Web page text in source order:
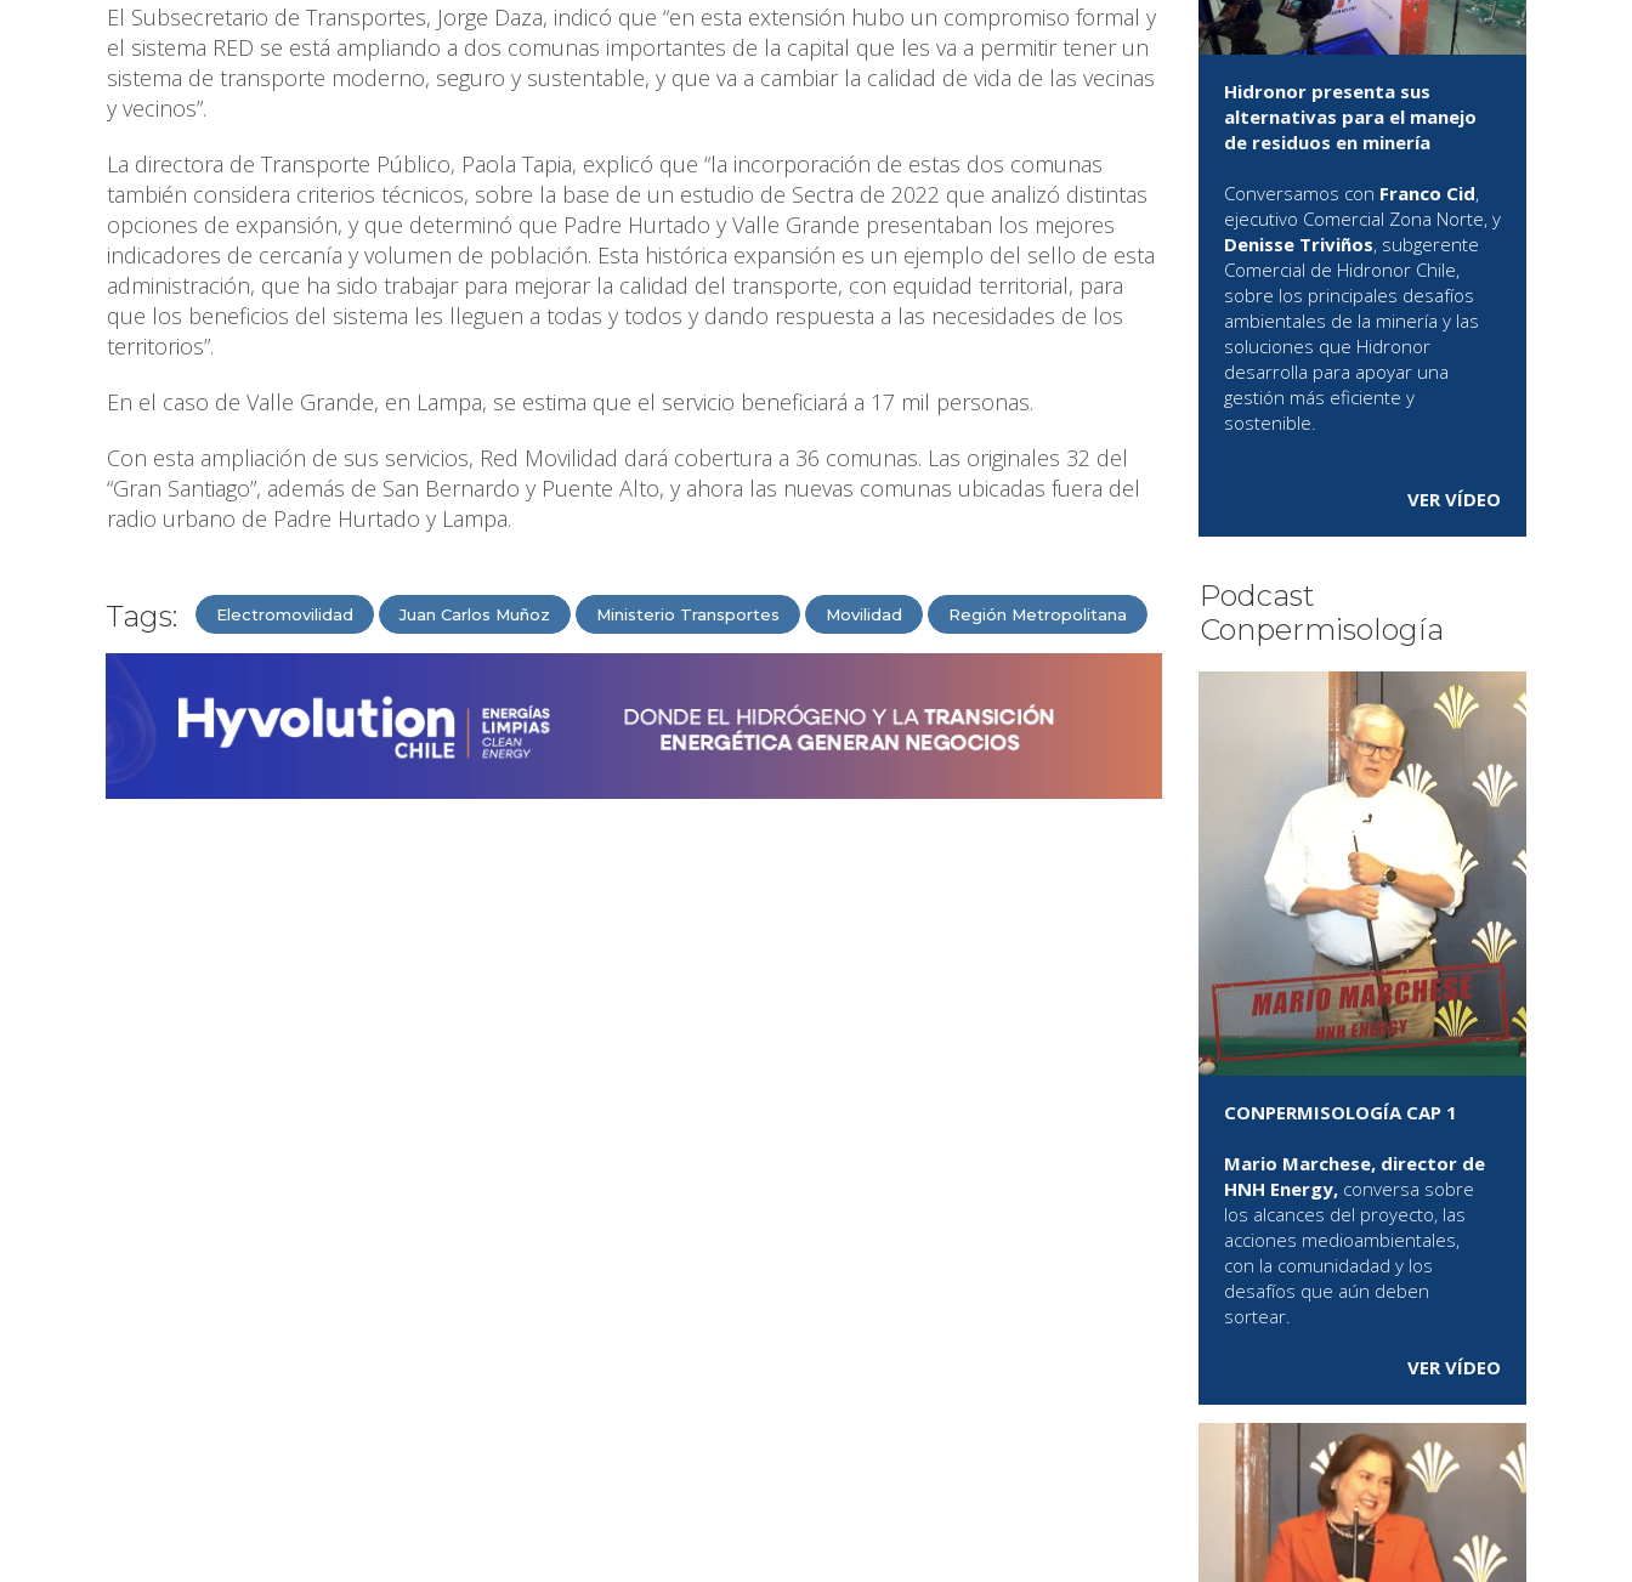
El Subsecretario de Transportes, Jorge Daza, indicó que “en esta extensión hubo un compromiso formal y
el sistema RED se está ampliando a dos comunas importantes de la capital que les va a permitir tener un
sistema de transporte moderno, seguro y sustentable, y que va a cambiar la calidad de vida de las vecinas
y vecinos”.
La directora de Transporte Público, Paola Tapia, explicó que “la incorporación de estas dos comunas
también considera criterios técnicos, sobre la base de un estudio de Sectra de 2022 que analizó distintas
opciones de expansión, y que determinó que Padre Hurtado y Valle Grande presentaban los mejores
indicadores de cercanía y volumen de población. Esta histórica expansión es un ejemplo del sello de esta
administración, que ha sido trabajar para mejorar la calidad del transporte, con equidad territorial, para
que los beneficios del sistema les lleguen a todas y todos y dando respuesta a las necesidades de los
territorios”.
En el caso de Valle Grande, en Lampa, se estima que el servicio beneficiará a 17 mil personas.
Con esta ampliación de sus servicios, Red Movilidad dará cobertura a 36 comunas. Las originales 32 del
“Gran Santiago”, además de San Bernardo y Puente Alto, y ahora las nuevas comunas ubicadas fuera del
radio urbano de Padre Hurtado y Lampa.
Tags: Electromovilidad Juan Carlos Muñoz Ministerio Transportes Movilidad Región Metropolitana
Hidronor presenta sus
alternativas para el manejo
de residuos en minería
Conversamos con Franco Cid,
ejecutivo Comercial Zona Norte, y
Denisse Triviños, subgerente
Comercial de Hidronor Chile,
sobre los principales desafíos
ambientales de la minería y las
soluciones que Hidronor
desarrolla para apoyar una
gestión más eficiente y
sostenible.
VER VÍDEO
Podcast
Conpermisología
CONPERMISOLOGÍA CAP 1
Mario Marchese, director de
HNH Energy, conversa sobre
los alcances del proyecto, las
acciones medioambientales,
con la comunidadad y los
desafíos que aún deben
sortear.
VER VÍDEO